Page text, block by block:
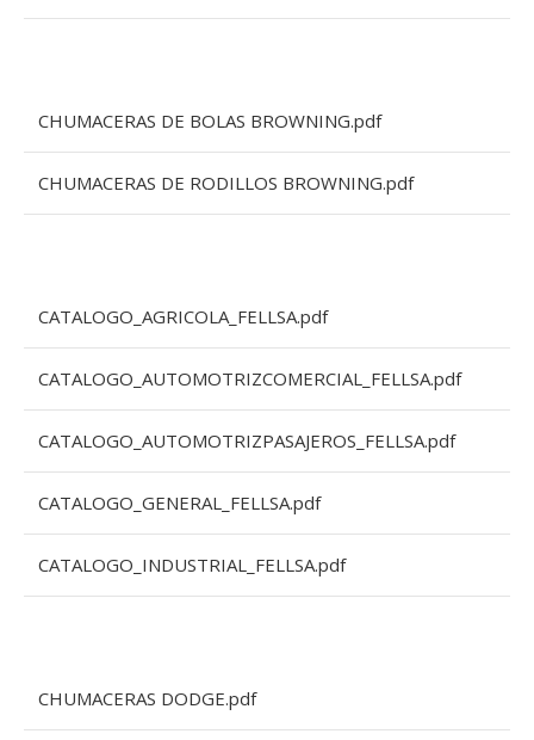
CHUMACERAS DE BOLAS BROWNING.pdf
CHUMACERAS DE RODILLOS BROWNING.pdf
CATALOGO_AGRICOLA_FELLSA.pdf
CATALOGO_AUTOMOTRIZCOMERCIAL_FELLSA.pdf
CATALOGO_AUTOMOTRIZPASAJEROS_FELLSA.pdf
CATALOGO_GENERAL_FELLSA.pdf
CATALOGO_INDUSTRIAL_FELLSA.pdf
CHUMACERAS DODGE.pdf